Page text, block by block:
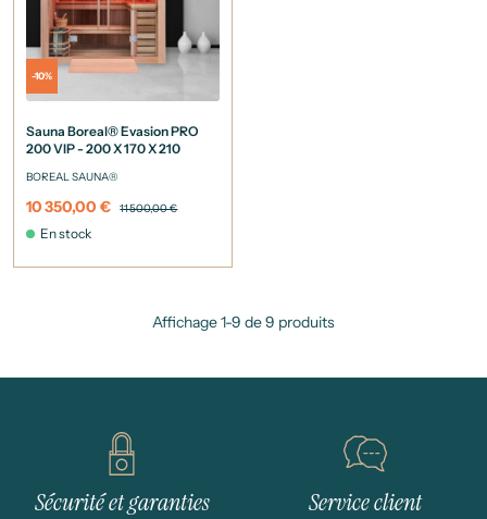
-10%
Sauna Boreal® Evasion PRO
200 VIP - 200 X 170 X 210
BOREAL SAUNA®
10 350,00 € 11 500,00 €
En stock
Affichage 1-9 de 9 produits
Sécurité et garanties Service client